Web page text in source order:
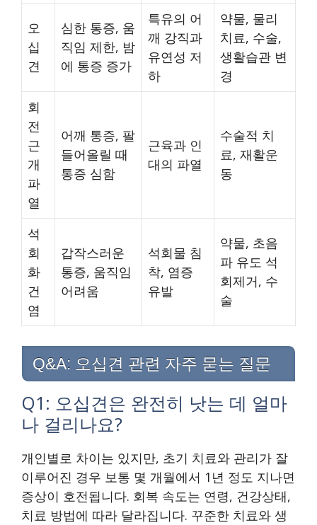
오
십
견
심한 통증, 움
직임 제한, 밤
에 통증 증가
특유의 어
깨 강직과
유연성 저
하
약물, 물리
치료, 수술,
생활습관 변
경
회
전
근
개
파
열
어깨 통증, 팔
들어올릴 때
통증 심함
근육과 인
대의 파열
수술적 치
료, 재활운
동
석
회
화
건
염
갑작스러운
통증, 움직임
어려움
석회물 침
착, 염증
유발
약물, 초음
파 유도 석
회제거, 수
술
Q&A: 오십견 관련 자주 묻는 질문
Q1: 오십견은 완전히 낫는 데 얼마
나 걸리나요?
개인별로 차이는 있지만, 초기 치료와 관리가 잘
이루어진 경우 보통 몇 개월에서 1년 정도 지나면
증상이 호전됩니다. 회복 속도는 연령, 건강상태,
치료 방법에 따라 달라집니다. 꾸준한 치료와 생